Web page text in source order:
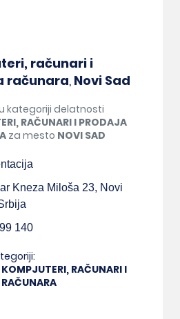
računari i
računara, Novi Sad
kategoriji delatnosti
RAČUNARI I PRODAJA
za mesto NOVI SAD
Kneza Miloša 23, Novi
140
RAČUNARI I